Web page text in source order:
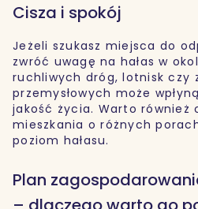
Cisza i spokój
Jeżeli szukasz miejsca do
zwróć uwagę na hałas w
ruchliwych dróg, lotnisk czy
przemysłowych może
jakość życia. Warto również
mieszkania o różnych
poziom hałasu.
Plan